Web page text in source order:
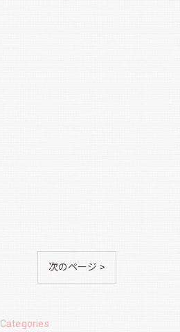
次のページ >
Categories